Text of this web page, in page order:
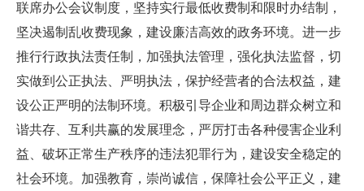
联席办公会议制度，坚持实行最低收费制和限时办结制，
坚决遏制乱收费现象，建设廉洁高效的政务环境。进一步
推行行政执法责任制，加强执法管理，强化执法监督，切
实做到公正执法、严明执法，保护经营者的合法权益，建
设公正严明的法制环境。积极引导企业和周边群众树立和
谐共存、互利共赢的发展理念，严厉打击各种侵害企业利
益、破坏正常生产秩序的违法犯罪行为，建设安全稳定的
社会环境。加强教育，崇尚诚信，保障社会公平正义，建